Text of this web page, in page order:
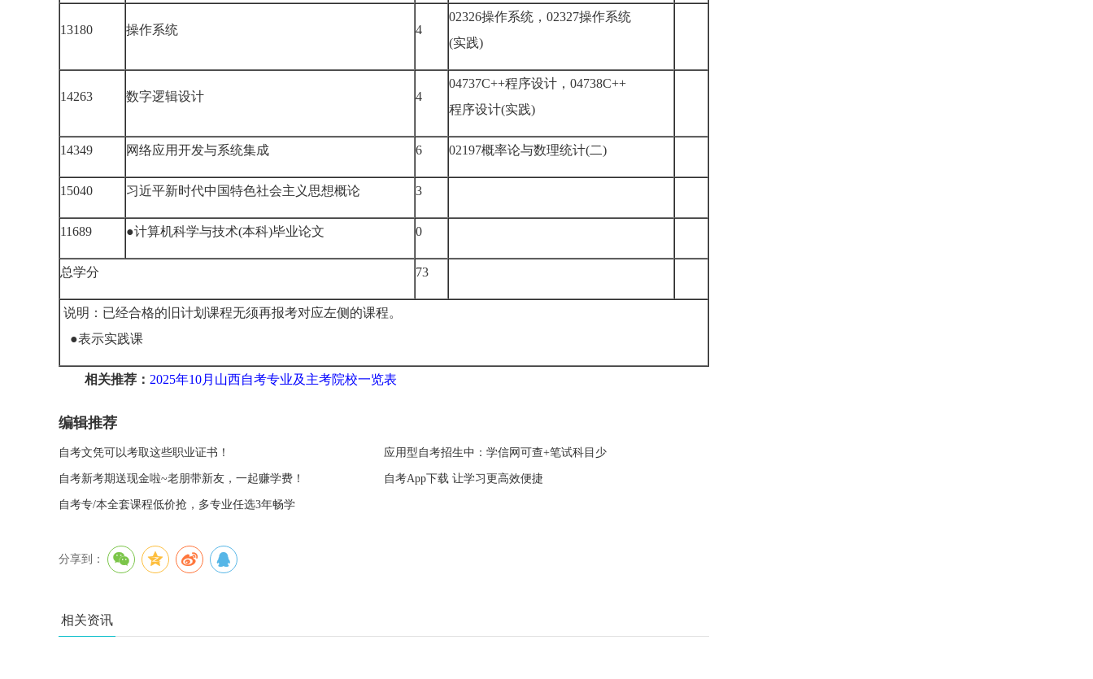
13180 操作系统 4
02326操作系统，02327操作系统
(实践)
14263 数字逻辑设计 4
04737C++程序设计，04738C++
程序设计(实践)
14349 网络应用开发与系统集成 6 02197概率论与数理统计(二)
15040 习近平新时代中国特色社会主义思想概论 3
11689 ●计算机科学与技术(本科)毕业论文 0
总学分 73
说明：已经合格的旧计划课程无须再报考对应左侧的课程。
●表示实践课
相关推荐： 2025年10月山西自考专业及主考院校一览表
编辑推荐
自考文凭可以考取这些职业证书！ 应用型自考招生中：学信网可查+笔试科目少
自考新考期送现金啦~老朋带新友，一起赚学费！ 自考App下载 让学习更高效便捷
自考专/本全套课程低价抢，多专业任选3年畅学
分享到：
相关资讯